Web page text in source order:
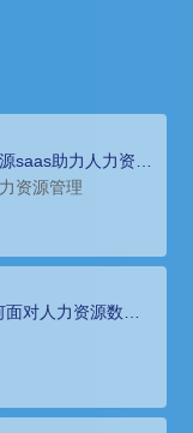
saas助力人力资源
资源管理
对人力资源数字